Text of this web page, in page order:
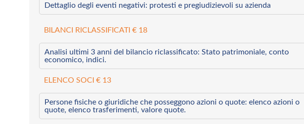
Dettaglio degli eventi negativi: protesti e pregiudizievoli su azienda
BILANCI RICLASSIFICATI € 18
Analisi ultimi 3 anni del bilancio riclassificato: Stato patrimoniale, conto
economico, indici.
ELENCO SOCI € 13
Persone fisiche o giuridiche che posseggono azioni o quote: elenco azioni o
quote, elenco trasferimenti, valore quote.